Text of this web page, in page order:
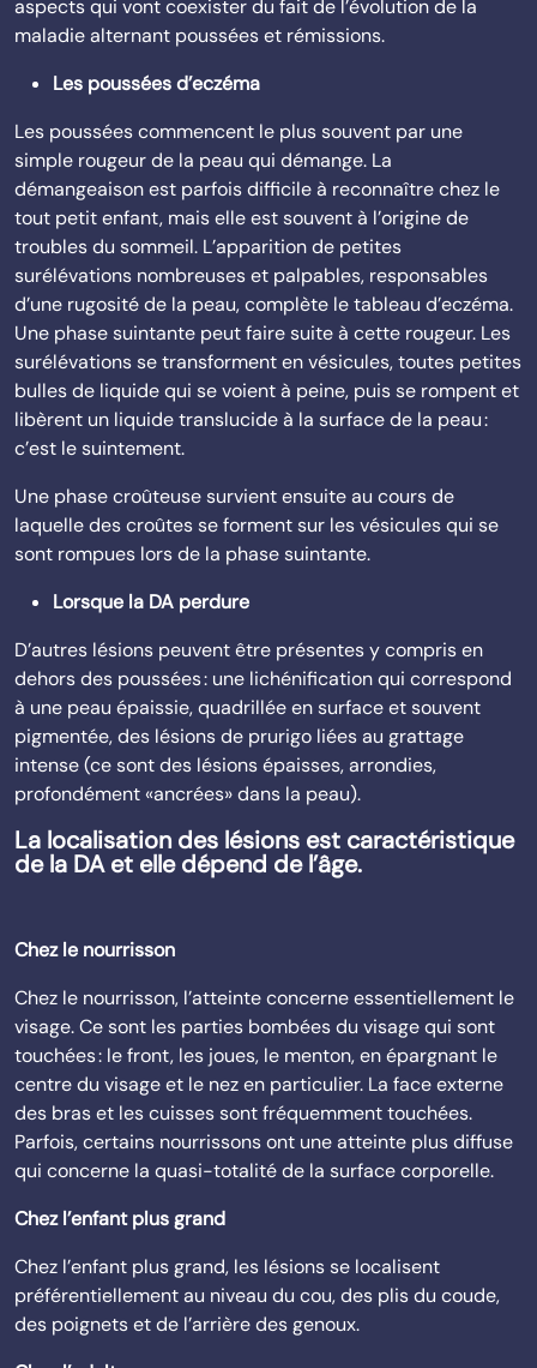
aspects qui vont coexister du fait de l’évolution de la
maladie alternant poussées et rémissions.
Les poussées d’eczéma
Les poussées commencent le plus souvent par une
simple rougeur de la peau qui démange. La
démangeaison est parfois difficile à reconnaître chez le
tout petit enfant, mais elle est souvent à l’origine de
troubles du sommeil. L’apparition de petites
surélévations nombreuses et palpables, responsables
d’une rugosité de la peau, complète le tableau d’eczéma.
Une phase suintante peut faire suite à cette rougeur. Les
surélévations se transforment en vésicules, toutes petites
bulles de liquide qui se voient à peine, puis se rompent et
libèrent un liquide translucide à la surface de la peau :
c’est le suintement.
Une phase croûteuse survient ensuite au cours de
laquelle des croûtes se forment sur les vésicules qui se
sont rompues lors de la phase suintante.
Lorsque la DA perdure
D’autres lésions peuvent être présentes y compris en
dehors des poussées : une lichénification qui correspond
à une peau épaissie, quadrillée en surface et souvent
pigmentée, des lésions de prurigo liées au grattage
intense (ce sont des lésions épaisses, arrondies,
profondément «ancrées» dans la peau).
La localisation des lésions est caractéristique
de la DA et elle dépend de l’âge.
Chez le nourrisson
Chez le nourrisson, l’atteinte concerne essentiellement le
visage. Ce sont les parties bombées du visage qui sont
touchées : le front, les joues, le menton, en épargnant le
centre du visage et le nez en particulier. La face externe
des bras et les cuisses sont fréquemment touchées.
Parfois, certains nourrissons ont une atteinte plus diffuse
qui concerne la quasi-totalité de la surface corporelle.
Chez l’enfant plus grand
Chez l’enfant plus grand, les lésions se localisent
préférentiellement au niveau du cou, des plis du coude,
des poignets et de l’arrière des genoux.